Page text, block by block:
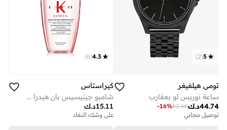
5
(
2
)
تومي هيلفيغر
ساعة نوريس لو بعقارب
د.ك44.74
52.66
-16%
توصيل مجاني
4.3
(
6
)
كيراستاس
شامبو جينيسيس بان هيدرا فورتيفيان ضد تساقط الشعر 250 مل
د.ك15.11
على وشك النفاد